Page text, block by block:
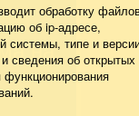
на
обработку
об ip-адресе,
системы, типе и
сведения об открытых